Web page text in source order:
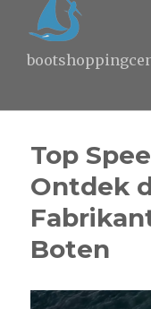
Top
Ontdek
Boten